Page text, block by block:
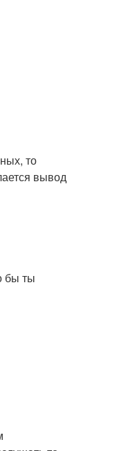
то
вывод
бы ты